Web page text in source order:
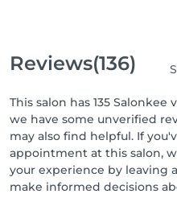
Reviews(136)
This salon has 135
we have some unverified
may also find helpful. If
appointment at this salon,
your experience by leaving
make informed decisions